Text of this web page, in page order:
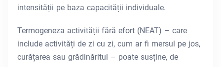
intensității pe baza capacității individuale.
Termogeneza activității fără efort (NEAT) – care
include activități de zi cu zi, cum ar fi mersul pe jos,
curățarea sau grădinăritul – poate susține, de